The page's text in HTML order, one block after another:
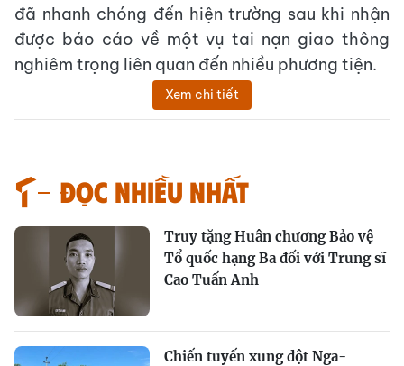
đã nhanh chóng đến hiện trường sau khi nhận
được báo cáo về một vụ tai nạn giao thông
nghiêm trọng liên quan đến nhiều phương tiện.
Xem chi tiết
Đọc nhiều nhất
Truy tặng Huân chương Bảo vệ
Tổ quốc hạng Ba đối với Trung sĩ
Cao Tuấn Anh
Chiến tuyến xung đột Nga-